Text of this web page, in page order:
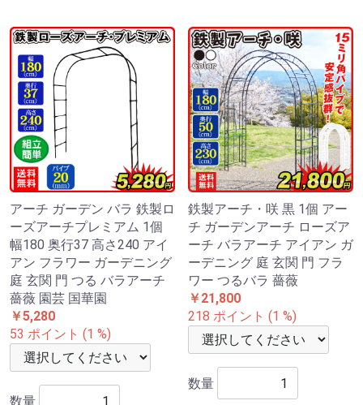
アーチ ガーデン バラ 鉄製ロ
ーズアーチプレミアム 1個
幅180 奥行37 高さ240 アイ
アン フラワー ガーデニング
庭 玄関 門 つる バラアーチ
薔薇 園芸 国華園
￥5,280
53 ポイント (1 %)
数量
鉄製アーチ・咲 黒 1個 アー
チ ガーデンアーチ ローズア
ーチ バラアーチ アイアン ガ
ーデニング 庭 玄関 門 フラ
ワー つるバラ 薔薇
￥21,800
218 ポイント (1 %)
数量